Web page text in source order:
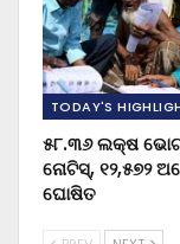
TODAY'S
୫୮.୩୬ ଲକ୍ଷ
ନୋଟିସ୍‌, ୧୨,୫୭୨
ଘୋଷିତ